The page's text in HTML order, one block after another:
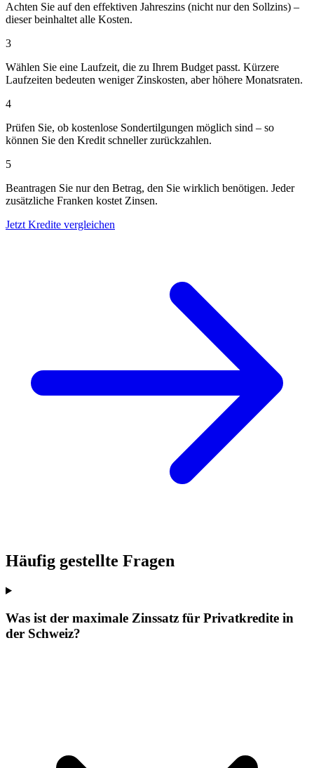
Achten Sie auf den effektiven Jahreszins (nicht nur den Sollzins) –
dieser beinhaltet alle Kosten.
3
Wählen Sie eine Laufzeit, die zu Ihrem Budget passt. Kürzere
Laufzeiten bedeuten weniger Zinskosten, aber höhere Monatsraten.
4
Prüfen Sie, ob kostenlose Sondertilgungen möglich sind – so
können Sie den Kredit schneller zurückzahlen.
5
Beantragen Sie nur den Betrag, den Sie wirklich benötigen. Jeder
zusätzliche Franken kostet Zinsen.
Jetzt Kredite vergleichen
Häufig gestellte Fragen
Was ist der maximale Zinssatz für Privatkredite in
der Schweiz?